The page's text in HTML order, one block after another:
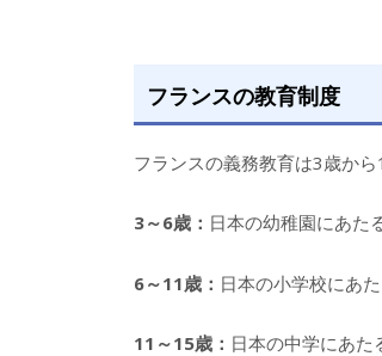
フランスの教育制度
フランスの義務教育は3歳か
3～6歳： 日本の幼稚園にあた
6～11歳： 日本の小学校にあ
11 ～15歳： 日本の中学にあた